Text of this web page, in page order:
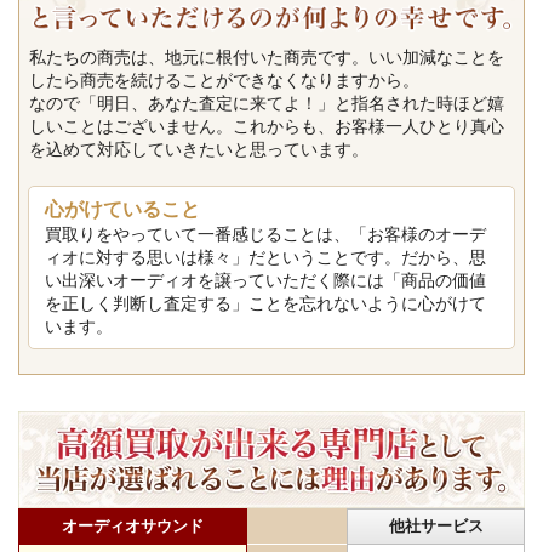
私たちの商売は、地元に根付いた商売です。いい加減なことを
したら商売を続けることができなくなりますから。
なので「明日、あなた査定に来てよ！」と指名された時ほど嬉
しいことはございません。これからも、お客様一人ひとり真心
を込めて対応していきたいと思っています。
心がけていること
買取りをやっていて一番感じることは、「お客様のオーデ
ィオに対する思いは様々」だということです。だから、思
い出深いオーディオを譲っていただく際には「商品の価値
を正しく判断し査定する」ことを忘れないように心がけて
います。
オーディオサウンド 他社サービス